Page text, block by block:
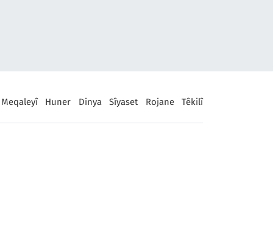
Meqaleyî Huner Dinya Sîyaset Rojane Têkilî